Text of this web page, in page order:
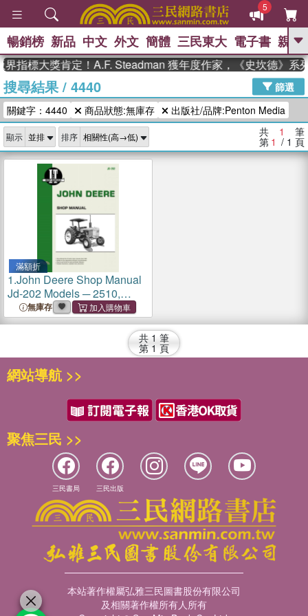
5
GO
高希均教授回憶錄
、 The Odyssey 、 父親節 、 如果歷
史是一群喵 、 暑期推薦 、 國際布克
獎 臺灣漫遊錄 、 方念華 、 台灣的李
登輝時代
數學女孩：黎曼猜想 、
偉大的迷走神經
暢銷榜 新品 中文 外文 簡體 三民東大 電子書 親子
指標大獎肯定！A.F. Steadman 獲年度作家，《史坎德》系
搜尋結果/ 4440
篩選
關鍵字：4440
商品狀態:無庫存 出版社/品牌:Penton Media
顯示 排序 共 1 筆
第 1 / 1 頁
滿額折
1.John Deere Shop Manual
Jd-202 Models ─ 2510,
2520, 2040, 2240, 2440,
2640, 2840, 4040, 4240,
無庫存
共 1 筆
第 1 頁
網站導航 >>
聚焦三民 >>
三民書局 三民出版
本站著作權屬弘雅三民圖書股份有限公司
及相關著作權所有人所有